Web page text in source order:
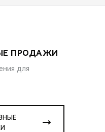
ПРОДАЖИ
для